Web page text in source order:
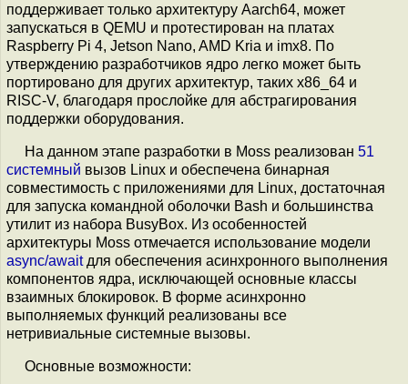
поддерживает только архитектуру Aarch64, может
запускаться в QEMU и протестирован на платах
Raspberry Pi 4, Jetson Nano, AMD Kria и imx8. По
утверждению разработчиков ядро легко может быть
портировано для других архитектур, таких x86_64 и
RISC-V, благодаря прослойке для абстрагирования
поддержки оборудования.
На данном этапе разработки в Moss реализован 51
системный вызов Linux и обеспечена бинарная
совместимость с приложениями для Linux, достаточная
для запуска командной оболочки Bash и большинства
утилит из набора BusyBox. Из особенностей
архитектуры Moss отмечается использование модели
async/awaitдля обеспечения асинхронного выполнения
компонентов ядра, исключающей основные классы
взаимных блокировок. В форме асинхронно
выполняемых функций реализованы все
нетривиальные системные вызовы.
Основные возможности: